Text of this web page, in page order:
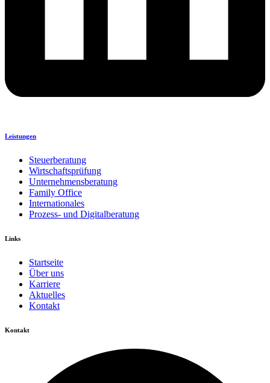
Leistungen
Steuerberatung
Wirtschaftsprüfung
Unternehmensberatung
Family Office
Internationales
Prozess- und Digitalberatung
Links
Startseite
Über uns
Karriere
Aktuelles
Kontakt
Kontakt